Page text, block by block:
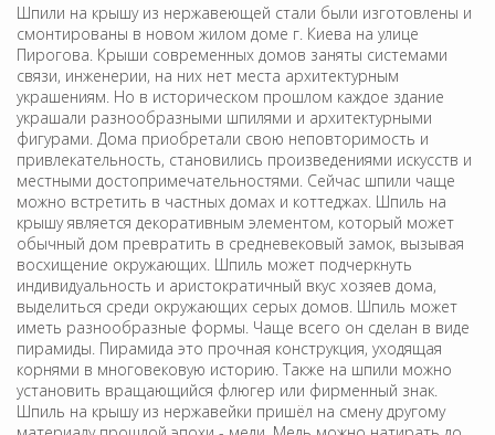
Шпили на крышу из нержавеющей стали были изготовлены и
смонтированы в новом жилом доме г. Киева на улице
Пирогова. Крыши современных домов заняты системами
связи, инженерии, на них нет места архитектурным
украшениям. Но в историческом прошлом каждое здание
украшали разнообразными шпилями и архитектурными
фигурами. Дома приобретали свою неповторимость и
привлекательность, становились произведениями искусств и
местными достопримечательностями. Сейчас шпили чаще
можно встретить в частных домах и коттеджах. Шпиль на
крышу является декоративным элементом, который может
обычный дом превратить в средневековый замок, вызывая
восхищение окружающих. Шпиль может подчеркнуть
индивидуальность и аристократичный вкус хозяев дома,
выделиться среди окружающих серых домов. Шпиль может
иметь разнообразные формы. Чаще всего он сделан в виде
пирамиды. Пирамида это прочная конструкция, уходящая
корнями в многовековую историю. Также на шпили можно
установить вращающийся флюгер или фирменный знак.
Шпиль на крышу из нержавейки пришёл на смену другому